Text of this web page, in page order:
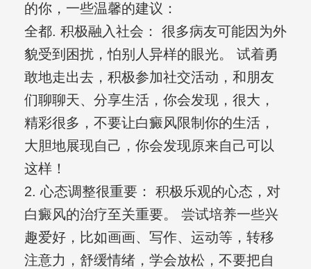
的你，一些温馨的建议：
全都. 积极融入社会： 很多病友可能因为外
貌受到困扰，怕别人异样的眼光。 试着勇
敢地走出去，积极参加社交活动，和朋友
们聊聊天、分享生活，你会发现，很大，
精彩很多，不要让白癜风限制你的生活，
大胆地展现自己，你会发现原来自己可以
这样！
2. 心态调整很重要： 积极乐观的心态，对
白癜风的治疗至关重要。 尝试培养一些兴
趣爱好，比如画画、写作、运动等，转移
注意力，舒缓情绪，学会放松，不要把自